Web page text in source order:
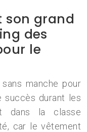
son grand
des
le
manche pour
succès durant les
dans la classe
car le vêtement